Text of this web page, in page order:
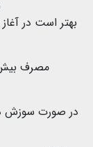
بهتر است در
در صورت سوزش